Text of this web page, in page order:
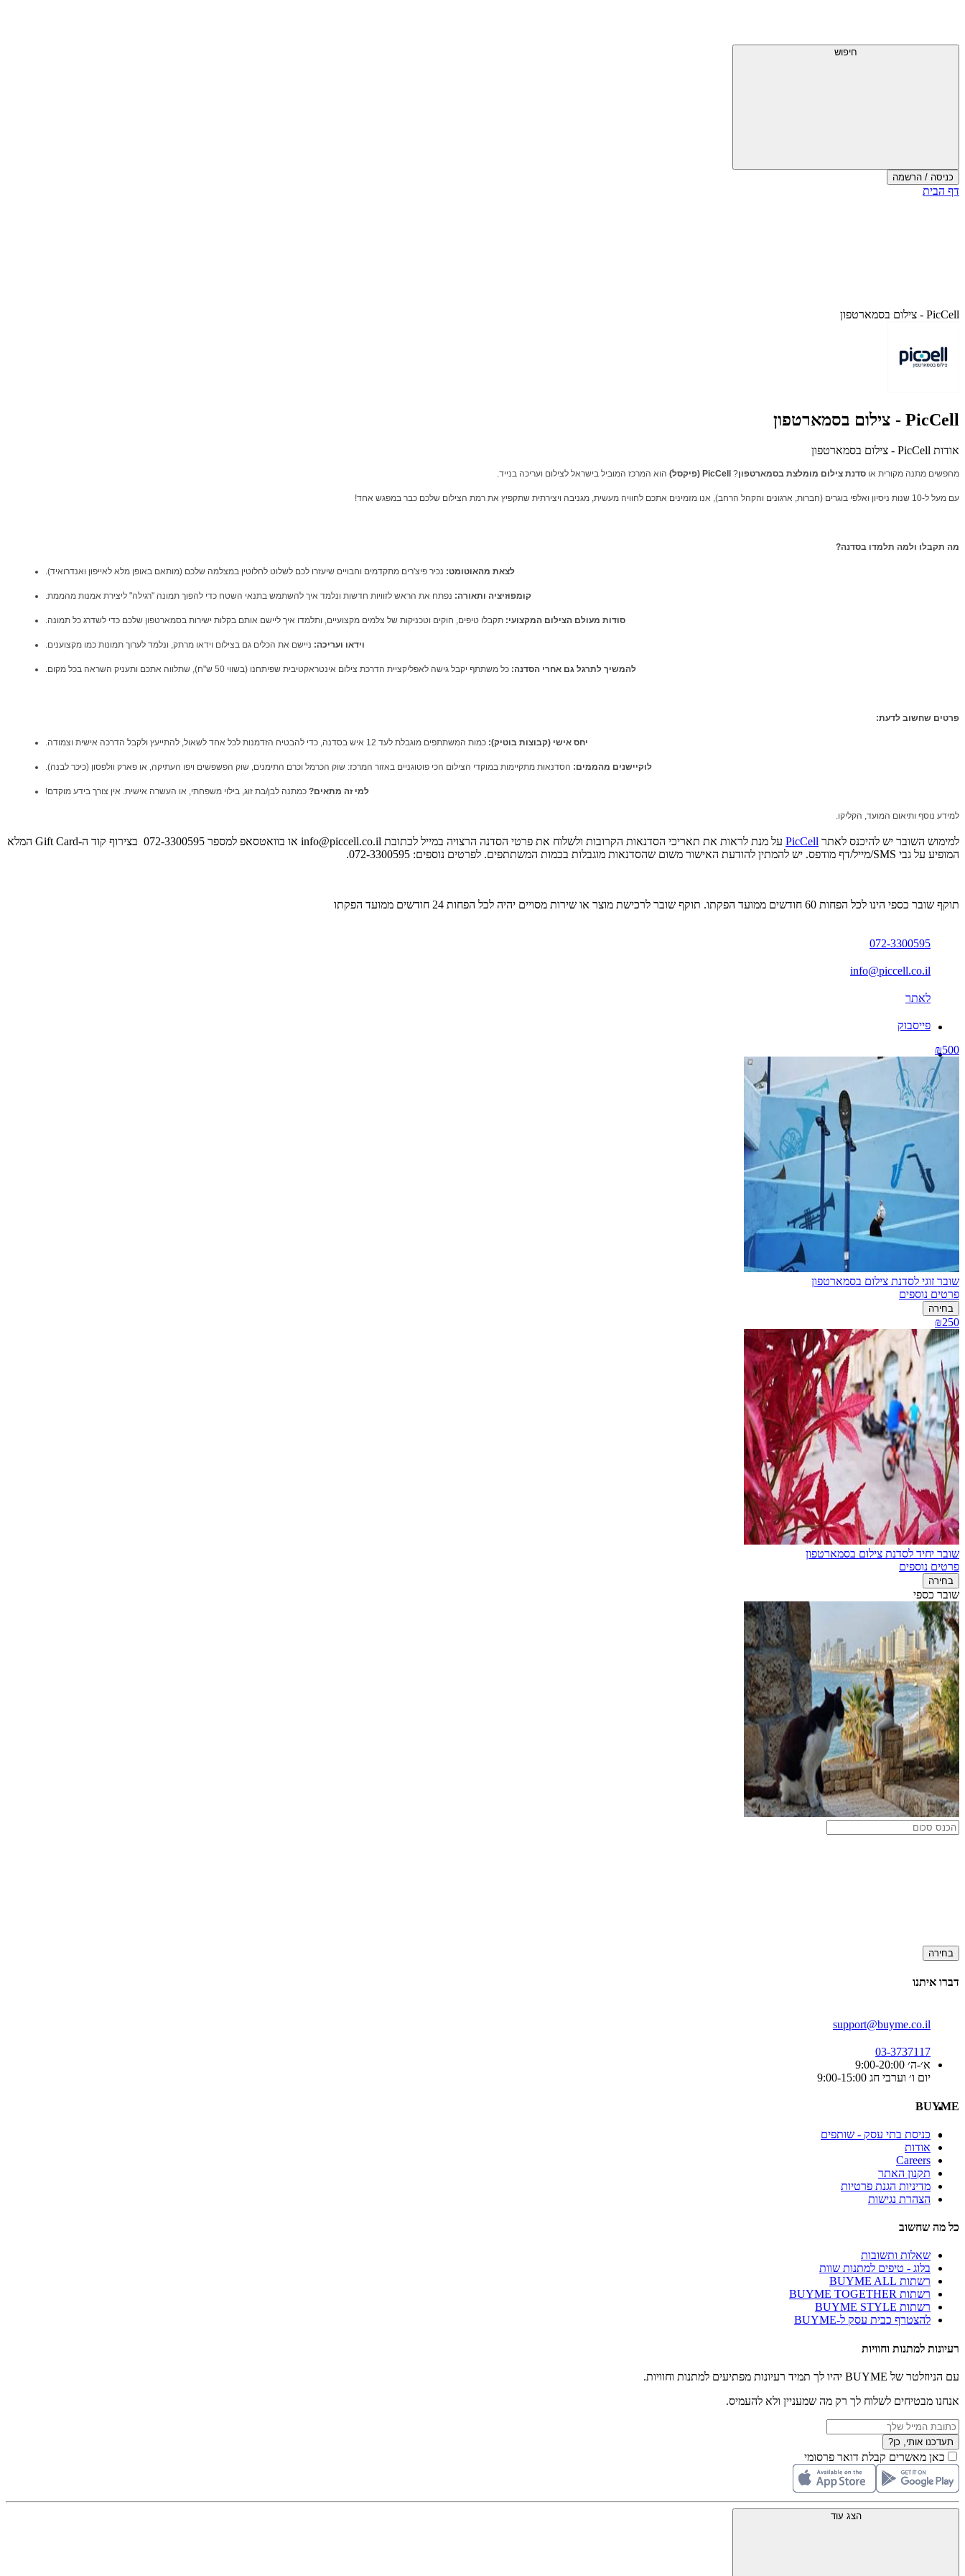
חיפוש
כניסה / הרשמה
דף הבית
PicCell - צילום בסמארטפון
PicCell - צילום בסמארטפון
אודות PicCell - צילום בסמארטפון
מחפשים מתנה מקורית או סדנת צילום מומלצת בסמארטפון? PicCell (פיקסל) הוא המרכז המוביל בישראל לצילום ועריכה בנייד.
עם מעל ל-10 שנות ניסיון ואלפי בוגרים (חברות, ארגונים והקהל הרחב), אנו מזמינים אתכם לחוויה מעשית, מגניבה ויצירתית שתקפיץ את רמת הצילום שלכם כבר במפגש אחד!
מה תקבלו ולמה תלמדו בסדנה?
לצאת מהאוטומט: נכיר פיצ'רים מתקדמים וחבויים שיעזרו לכם לשלוט לחלוטין במצלמה שלכם (מותאם באופן מלא לאייפון ואנדרואיד).
קומפוזיציה ותאורה: נפתח את הראש לזוויות חדשות ונלמד איך להשתמש בתנאי השטח כדי להפוך תמונה "רגילה" ליצירת אמנות מהממת.
סודות מעולם הצילום המקצועי: תקבלו טיפים, חוקים וטכניקות של צלמים מקצועיים, ותלמדו איך ליישם אותם בקלות ישירות בסמארטפון שלכם כדי לשדרג כל תמונה.
וידאו ועריכה: ניישם את הכלים גם בצילום וידאו מרתק, ונלמד לערוך תמונות כמו מקצוענים.
להמשיך לתרגל גם אחרי הסדנה: כל משתתף יקבל גישה לאפליקציית הדרכת צילום אינטראקטיבית שפיתחנו (בשווי 50 ש"ח), שתלווה אתכם ותעניק השראה בכל מקום.
פרטים שחשוב לדעת:
יחס אישי (קבוצות בוטיק): כמות המשתתפים מוגבלת לעד 12 איש בסדנה, כדי להבטיח הזדמנות לכל אחד לשאול, להתייעץ ולקבל הדרכה אישית וצמודה.
לוקיישנים מהממים: הסדנאות מתקיימות במוקדי הצילום הכי פוטוגניים באזור המרכז: שוק הכרמל וכרם התימנים, שוק הפשפשים ויפו העתיקה, או פארק וולפסון (כיכר לבנה).
למי זה מתאים? כמתנה לבן/בת זוג, בילוי משפחתי, או העשרה אישית. אין צורך בידע מוקדם!
למידע נוסף ותיאום המועד, הקליקו.
למימוש השובר יש להיכנס לאתר PicCell על מנת לראות את תאריכי הסדנאות הקרובות ולשלוח את פרטי הסדנה הרצויה במייל לכתובת info@piccell.co.il
או בוואטסאפ למספר 072-3300595 בצירוף קוד ה-Gift Card המלא
המופיע על גבי SMS/מייל/דף מודפס‎. יש להמתין להודעת האישור משום שהסדנאות מוגבלות בכמות המשתתפים. לפרטים נוספים: 072-3300595.
תוקף שובר כספי הינו לכל הפחות 60 חודשים ממועד הפקתו. תוקף שובר לרכישת מוצר או שירות מסויים יהיה לכל הפחות 24 חודשים ממועד הפקתו
072-3300595
info@piccell.co.il
לאתר
פייסבוק
₪500
שובר זוגי לסדנת צילום בסמארטפון
פרטים נוספים
בחירה
₪250
שובר יחיד לסדנת צילום בסמארטפון
פרטים נוספים
בחירה
שובר כספי
בחירה
דברו איתנו
support@buyme.co.il
03-3737117
א׳-ה׳ 9:00-20:00
יום ו׳ וערבי חג 9:00-15:00
BUYME
כניסת בתי עסק - שותפים
אודות
Careers
תקנון האתר
מדיניות הגנת פרטיות
הצהרת נגישות
כל מה שחשוב
שאלות ותשובות
בלוג - טיפים למתנות שוות
רשתות BUYME ALL
רשתות BUYME TOGETHER
רשתות BUYME STYLE
להצטרף כבית עסק ל-BUYME
רעיונות למתנות וחוויות
עם הניוזלטר של BUYME יהיו לך תמיד רעיונות מפתיעים למתנות וחוויות.
אנחנו מבטיחים לשלוח לך רק מה שמעניין ולא להעמיס.
תעדכנו אותי, כן?
כאן מאשרים קבלת דואר פרסומי
הצג עוד